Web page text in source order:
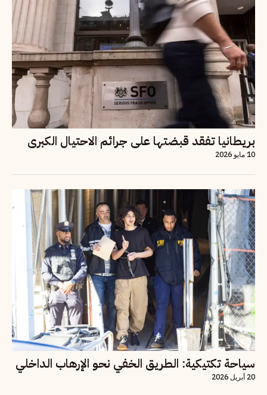
بريطانيا تفقد قبضتها على جرائم الاحتيال الكبرى
10 مايو 2026
سياحة تكتيكية: الطريق الخفي نحو الإرهاب الداخلي
20 أبريل 2026